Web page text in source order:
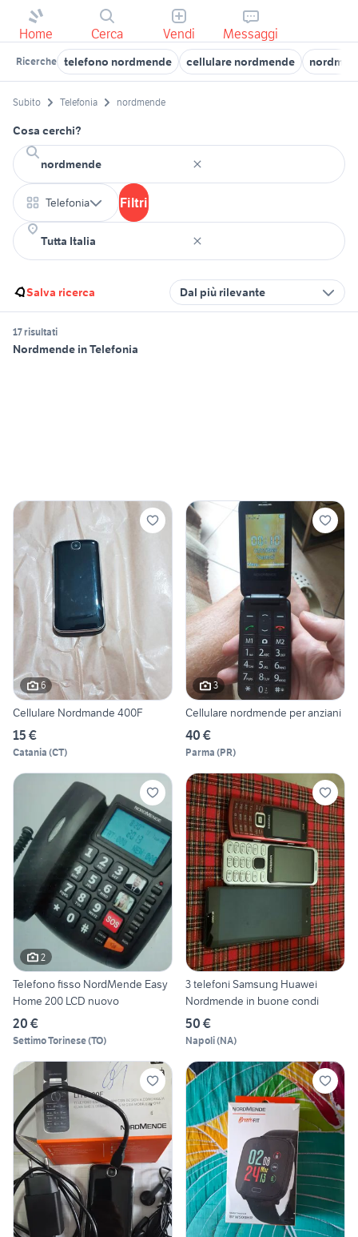
Home Cerca Vendi Messaggi
Ricerche telefono nordmende cellulare nordmende
Subito Telefonia nordmende
Cosa cerchi?
Telefonia Filtri
Salva ricerca Dal più rilevante
17 risultati
Nordmende in Telefonia
6
Cellulare Nordmande 400F
15 €
Catania (CT)
3
Cellulare nordmende per anziani
40 €
Parma (PR)
2
Telefono fisso NordMende Easy
Home 200 LCD nuovo
20 €
Settimo Torinese(TO)
3 telefoni Samsung Huawei
Nordmende in buone condi
50 €
Napoli(NA)